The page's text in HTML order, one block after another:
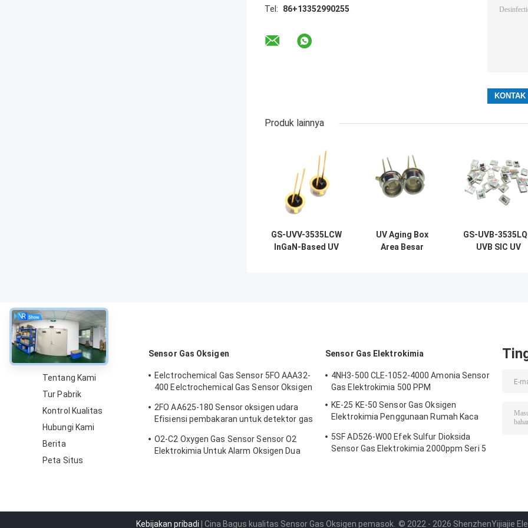
Tel:
86+13352990255
Produk lainnya
GS-UVV-3535LCW
InGaN-Based UV
UV Aging Box
Area Besar
GS-UVB-
UVB SIC UV
Tentang
Tentang Kami
Tur Pabrik
Kontrol Kualitas
Hubungi Kami
Berita
Peta Situs
Sensor Gas Oksigen
Eelctrochemical Gas Sensor 5FO AAA32-
400 Eelctrochemical Gas Sensor Oksigen
2FO AA625-180 Sensor oksigen udara
Efisiensi pembakaran untuk detektor gas
O2-C2 Oxygen Gas Sensor Sensor O2
Elektrokimia Untuk Alarm Oksigen Dua
Sensor Gas Elektrokimia
4NH3-500 CLE-1052-4000 Amonia Sensor
Gas Elektrokimia 500 PPM
KE-25 KE-50 Sensor Gas Oksigen
Elektrokimia Penggunaan Rumah Kaca
5SF AD526-W00 Efek Sulfur Dioksida
Sensor Gas Elektrokimia 2000ppm Seri 5
Kebijakan pribadi | Cina Bagus kualitas Sensor Gas Oksigen pemasok. © 2022 - 2026 ShenzhenYijiajie